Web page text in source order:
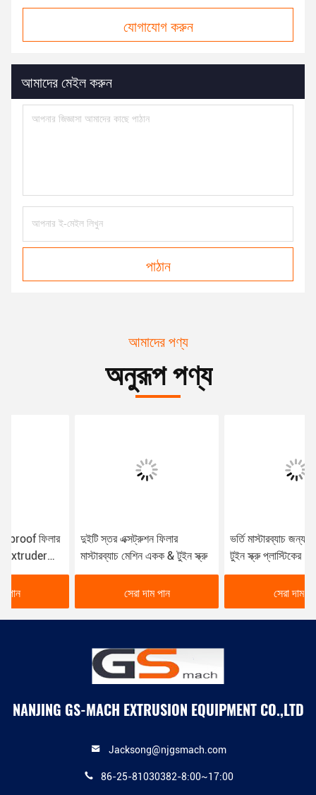
যোগাযোগ করুন
আমাদের মেইল ​​করুন
পাঠান
আমাদের পণ্য
অনুরূপ পণ্য
দুইটি স্তর এক্সট্রুশন ফিলার
মাস্টারব্যাচ মেশিন একক & টুইন স্ক্রু
ভর্তি মাস্টারব্যাচ জন্য আলংকারিক
টুইন স্ক্রু প্লাস্টিকের Extruder
মেশিন
NANJING GS-MACH EXTRUSION EQUIPMENT CO.,LTD
Jacksong@njgsmach.com
86-25-81030382-8:00~17:00